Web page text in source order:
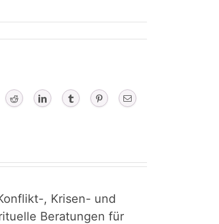
Reddit LinkedIn Tumblr PinterestEmail
, Krisen- und
Beratungen für